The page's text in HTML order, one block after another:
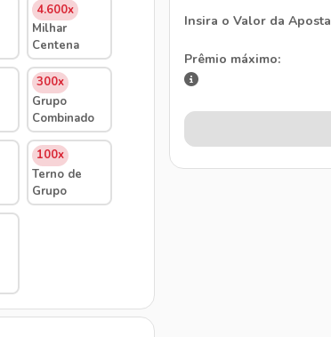
4.600x
Milhar
Centena
300x
Grupo
Combinado
100x
Terno de
Grupo
Insira o Valor da Aposta
Prêmio máximo: